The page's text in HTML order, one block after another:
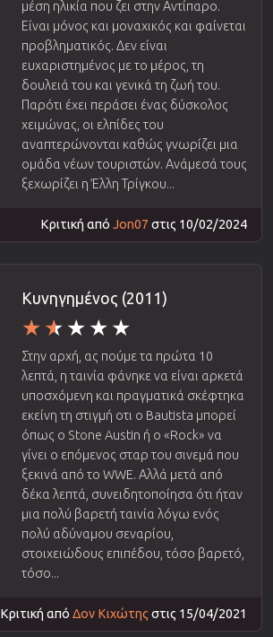
μέση ηλικία που ζει στην Αντίπαρο.
Είναι μόνος και μοναχικός και φαίνεται
προβληματικός. Δεν είναι
ευχαριστημένος με το μέρος, τη
δουλειά του και γενικά τη ζωή του.
Παρότι έχει περάσει ένας δύσκολος
χειμώνας, οι ελπίδες του
αναπτερώνονται καθώς γνωρίζει μια
ομάδα νέων τουριστών. Ανάμεσά τους
ξεχωρίζει η Έλλη Τρίγκου...
Κριτική από Jon07 στις 10/02/2024
Κυνηγημένος (2011)
Στην αρχή, ας πούμε τα πρώτα 10
λεπτά, η ταινία φάνηκε να είναι αρκετά
υποσχόμενη και πραγματικά σκέφτηκα
εκείνη τη στιγμή οτι ο Bautista μπορεί
όπως ο Stone Austin ή ο «Rock» να
γίνει ο επόμενος σταρ του σινεμά που
ξεκινά από το WWE. Αλλά μετά από
δέκα λεπτά, συνειδητοποίησα ότι ήταν
μια πολύ βαρετή ταινία λόγω ενός
πολύ αδύναμου σεναρίου,
στοιχειώδους επιπέδου, τόσο βαρετό,
τόσο...
Κριτική από Δον Κιχώτης στις 15/04/2021